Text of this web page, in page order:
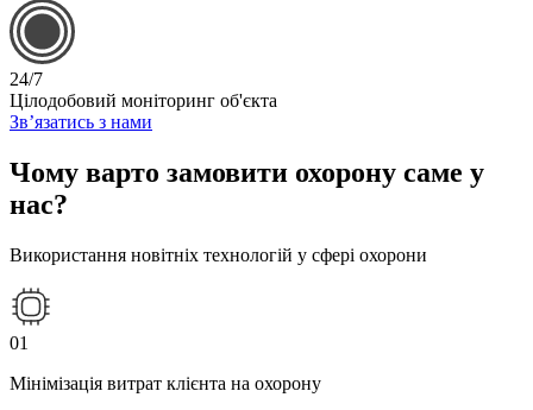
24/7
Цілодобовий моніторинг об'єкта
Зв’язатись з нами
Чому варто замовити охорону саме у
нас?
Використання новітніх технологій у сфері охорони
01
Мінімізація витрат клієнта на охорону